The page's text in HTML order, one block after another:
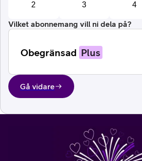
2 3 4
Vilket abonnemang vill ni dela på?
Obegränsad Plus
Gå vidare